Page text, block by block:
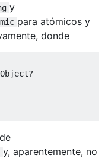
y
para atómicos y
donde
?
y, aparentemente, no